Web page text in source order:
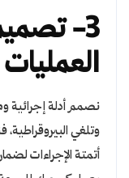
3-
العمليات
نصمم أدلة
وتلغي البيروقراطية،
أتمتة الإجراءات